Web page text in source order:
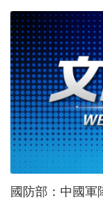
國防部：中國軍